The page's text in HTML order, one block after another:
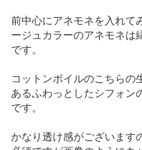
前中心にアネモネを入れて
ージュカラーのアネモネは
です。
コットンボイルのこちらの
あるふわっとしたシフォン
です。
かなり透け感がございます